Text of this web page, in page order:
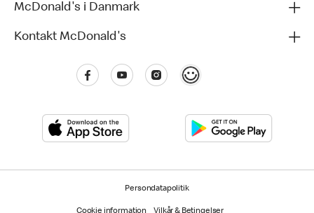
McDonald's i Danmark
Kontakt McDonald's
Persondatapolitik